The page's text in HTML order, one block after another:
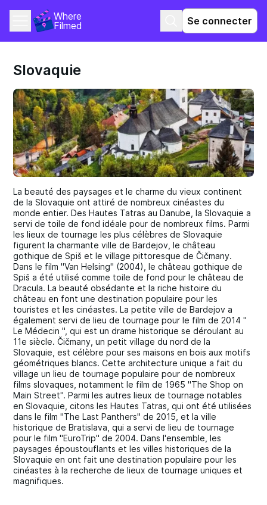
Where
Filmed
Se connecter
Slovaquie
La beauté des paysages et le charme du vieux continent
de la Slovaquie ont attiré de nombreux cinéastes du
monde entier. Des Hautes Tatras au Danube, la Slovaquie a
servi de toile de fond idéale pour de nombreux films. Parmi
les lieux de tournage les plus célèbres de Slovaquie
figurent la charmante ville de Bardejov, le château
gothique de Spiš et le village pittoresque de Čičmany.
Dans le film "Van Helsing" (2004), le château gothique de
Spiš a été utilisé comme toile de fond pour le château de
Dracula. La beauté obsédante et la riche histoire du
château en font une destination populaire pour les
touristes et les cinéastes. La petite ville de Bardejov a
également servi de lieu de tournage pour le film de 2014 "
Le Médecin ", qui est un drame historique se déroulant au
11e siècle. Čičmany, un petit village du nord de la
Slovaquie, est célèbre pour ses maisons en bois aux motifs
géométriques blancs. Cette architecture unique a fait du
village un lieu de tournage populaire pour de nombreux
films slovaques, notamment le film de 1965 "The Shop on
Main Street". Parmi les autres lieux de tournage notables
en Slovaquie, citons les Hautes Tatras, qui ont été utilisées
dans le film "The Last Panthers" de 2015, et la ville
historique de Bratislava, qui a servi de lieu de tournage
pour le film "EuroTrip" de 2004. Dans l'ensemble, les
paysages époustouflants et les villes historiques de la
Slovaquie en ont fait une destination populaire pour les
cinéastes à la recherche de lieux de tournage uniques et
magnifiques.